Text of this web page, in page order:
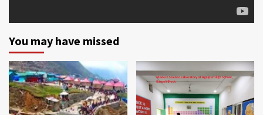
You may have missed